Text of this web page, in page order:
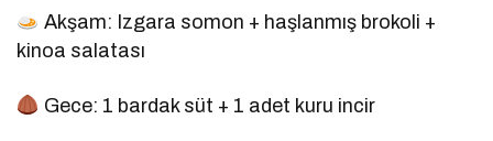
Akşam: Izgara somon + haşlanmış brokoli +
kinoa salatası
Gece: 1 bardak süt + 1 adet kuru incir